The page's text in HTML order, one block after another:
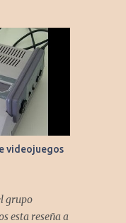
videojuegos
grupo
esta reseña a